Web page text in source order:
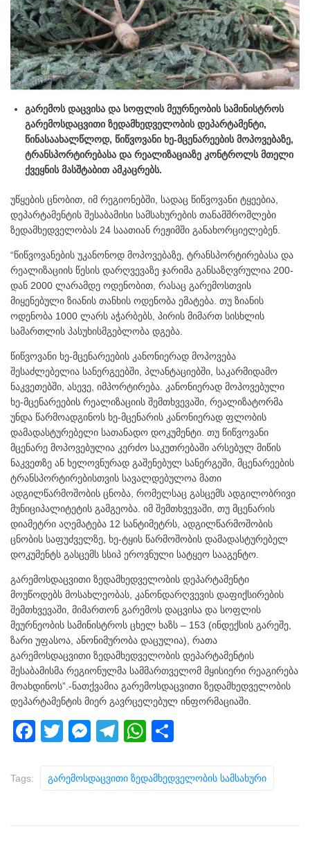
გარემოს დაცვისა და სოფლის მეურნეობის სამინისტროს
გარემოსდაცვითი ზედამხედველობის დეპარტამენტი,
წინასაახალწლოდ, წიწვოვანი ხე-მცენარეების მოპოვებაზე,
ტრანსპორტირებასა და რეალიზაციაზე კონტროლს მთელი
ქვეყნის მასშტაბით ამკაცრებს.
უწყების ცნობით, იმ რეგიონებში, სადაც წიწვოვანი ტყეებია,
დეპარტამენტის შესაბამისი სამსახურების თანამშრომლები
ზედამხედველობას 24 საათიან რეჟიმში განახორციელებენ.
“წიწვოვანების უკანონოდ მოპოვებაზე, ტრანსპორტირებასა და
რეალიზაციის წესის დარღვევაზე ჯარიმა განსაზღვრულია 200-
დან 2000 ლარამდე ოდენობით, რასაც გარემოსთვის
მიყენებული ზიანის თანხის ოდენობა ემატება. თუ ზიანის
ოდენობა 1000 ლარს აჭარბებს, პირის მიმართ სისხლის
სამართლის პასუხისმგებლობა დგება.
წიწვოვანი ხე-მცენარეების კანონიერად მოპოვება
შესაძლებელია სანერგეებში, პლანტაციებში, საკარმიდამო
ნაკვეთებში, ასევე, იმპორტირება. კანონიერად მოპოვებული
ხე-მცენარეების რეალიზაციის შემთხვევაში, რეალიზატორმა
უნდა წარმოადგინოს ხე-მცენარის კანონიერად ფლობის
დამადასტურებელი სათანადო დოკუმენტი. თუ წიწვოვანი
მცენარე მოპოვებულია კერძო საკუთრებაში არსებულ მიწის
ნაკვეთზე ან ხელოვნურად გაშენებულ სანერგეში, მცენარეების
ტრანსპორტირებისთვის სავალდებულოა მათი
ადგილწარმოშობის ცნობა, რომელსაც გასცემს ადგილობრივი
მუნიციპალიტეტის გამგეობა. იმ შემთხვევაში, თუ მცენარის
დიამეტრი აღემატება 12 სანტიმეტრს, ადგილწარმოშობის
ცნობის საფუძველზე, ხე-ტყის წარმოშობის დამადასტურებელ
დოკუმენტს გასცემს სსიპ ეროვნული სატყეო სააგენტო.
გარემოსდაცვითი ზედამხედველობის დეპარტამენტი
მოუწოდებს მოსახლეობას, კანონდარღვევის დაფიქსირების
შემთხვევაში, მიმართონ გარემოს დაცვისა და სოფლის
მეურნეობის სამინისტროს ცხელ ხაზს – 153 (ინდექსის გარეშე,
ზარი უფასოა, ანონიმურობა დაცულია), რათა
გარემოსდაცვითი ზედამხედველობის დეპარტამენტის
შესაბამისმა რეგიონულმა სამმართველომ მყისიერი რეაგირება
მოახდინოს”.-ნათქვამია გარემოსდაცვითი ზედამხედველობის
დეპარტამენტის მიერ გავრცელებულ ინფორმაციაში.
F
T
tt
M
ss
T
e
W
at ar
Tags: Გარემოსდაცვითი Ზედამხედველობის Სამსახური